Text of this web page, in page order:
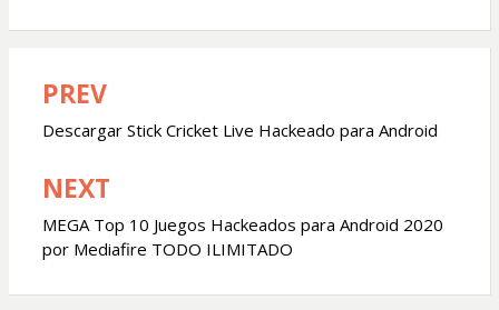
Navegación
de
entradas
PREV
Descargar Stick Cricket Live Hackeado para Android
NEXT
MEGA Top 10 Juegos Hackeados para Android 2020
por Mediafire TODO ILIMITADO